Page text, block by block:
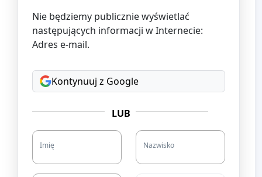
Nie będziemy publicznie wyświetlać
następujących informacji w Internecie:
Adres e-mail.
Kontynuuj z Google
LUB
Imię Nazwisko